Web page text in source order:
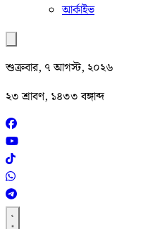
আর্কাইভ
শুক্রবার, ৭ আগস্ট, ২০২৬
২৩ শ্রাবণ, ১৪৩৩ বঙ্গাব্দ